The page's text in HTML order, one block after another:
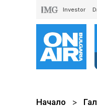
Investor
Начало